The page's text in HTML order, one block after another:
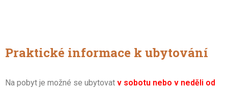
Praktické informace k ubytování
Na pobyt je možné se ubytovat v sobotu nebo v neděli od